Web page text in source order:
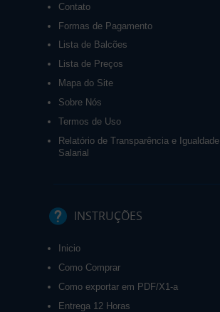
Contato
Formas de Pagamento
Lista de Balcões
Lista de Preços
Mapa do Site
Sobre Nós
Termos de Uso
Relatório de Transparência e Igualdade
Salarial
INSTRUÇÕES
Inicio
Como Comprar
Como exportar em PDF/X1-a
Entrega 12 Horas